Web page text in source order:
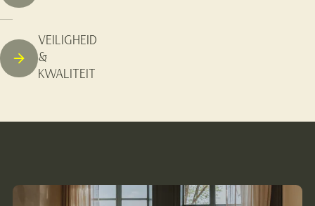
VEILIGHEID
&
KWALITEIT